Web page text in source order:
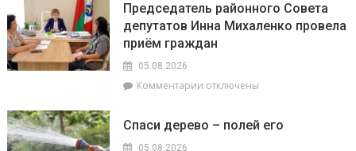
озимого
рапса
показали
достойный
уровень
соревнованиях
Председатель районного Совета
депутатов Инна Михаленко провела
приём граждан
05.08.2026
Комментарии к
районного
отключены
Спаси дерево – полей его
05.08.2026